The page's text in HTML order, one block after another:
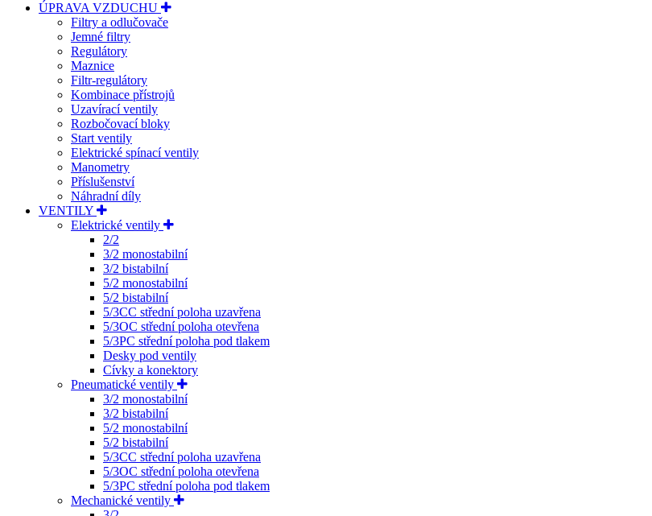
ÚPRAVA VZDUCHU
Filtry a odlučovače
Jemné filtry
Regulátory
Maznice
Filtr-regulátory
Kombinace přístrojů
Uzavírací ventily
Rozbočovací bloky
Start ventily
Elektrické spínací ventily
Manometry
Příslušenství
Náhradní díly
VENTILY
Elektrické ventily
2/2
3/2 monostabilní
3/2 bistabilní
5/2 monostabilní
5/2 bistabilní
5/3CC střední poloha uzavřena
5/3OC střední poloha otevřena
5/3PC střední poloha pod tlakem
Desky pod ventily
Cívky a konektory
Pneumatické ventily
3/2 monostabilní
3/2 bistabilní
5/2 monostabilní
5/2 bistabilní
5/3CC střední poloha uzavřena
5/3OC střední poloha otevřena
5/3PC střední poloha pod tlakem
Mechanické ventily